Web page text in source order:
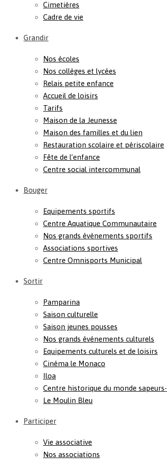
Cimetières
Cadre de vie
Grandir
Nos écoles
Nos collèges et lycées
Relais petite enfance
Accueil de loisirs
Tarifs
Maison de la Jeunesse
Maison des familles et du lien
Restauration scolaire et périscolaire
Fête de l’enfance
Centre social intercommunal
Bouger
Equipements sportifs
Centre Aquatique Communautaire
Nos grands évènements sportifs
Associations sportives
Centre Omnisports Municipal
Sortir
Pamparina
Saison culturelle
Saison jeunes pousses
Nos grands événements culturels
Equipements culturels et de loisirs
Cinéma le Monaco
Iloa
Centre historique du monde
Le Moulin Bleu
Participer
Vie associative
Nos associations